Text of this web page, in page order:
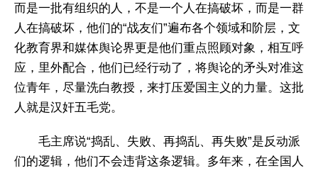
而是一批有组织的人，不是一个人在搞破坏，而是一群
人在搞破坏，他们的“战友们”遍布各个领域和阶层，文
化教育界和媒体舆论界更是他们重点照顾对象，相互呼
应，里外配合，他们已经行动了，将舆论的矛头对准这
位青年，尽量洗白教授，来打压爱国主义的力量。这批
人就是汉奸五毛党。
毛主席说“捣乱、失败、再捣乱、再失败”是反动派
们的逻辑，他们不会违背这条逻辑。多年来，在全国人